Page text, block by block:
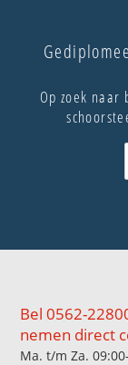
Op zoek naar
Bel 0562-
nemen direct
Ma. t/m Za.